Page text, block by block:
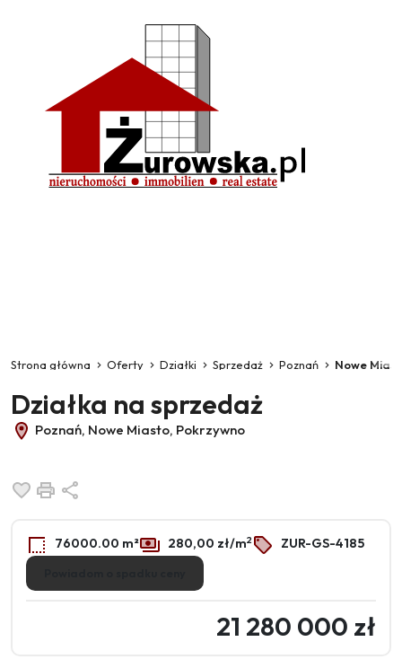
Strona główna Oferty Działki Sprzedaż Poznań Nowe
Działka na sprzedaż
Poznań, Nowe Miasto, Pokrzywno
Dodaj do ulubionych
Drukuj
76000.00 m² 280,00 zł/m2 ZUR-GS-4185
21 280 000 zł